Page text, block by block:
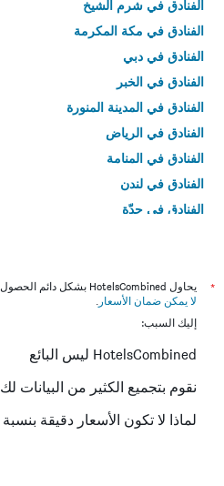
الفنادق في شرم الشيخ
الفنادق في مكة المكرمة
الفنادق في دبي
الفنادق في الخبر
الفنادق في المدينة المنورة
الفنادق في الرياض
الفنادق في المنامة
الفنادق في لندن
الفنادق في جدّة
*
يحاول HotelsCombined بشكل دائم الحصول على الأسعار الدقيقة، ولكن
لا يمكن ضمان الأسعار .
إليك السبب:
HotelsCombined ليس البائع
نقوم بتجميع الكثير من البيانات لك
لماذا لا تكون الأسعار دقيقة بنسبة 100٪؟